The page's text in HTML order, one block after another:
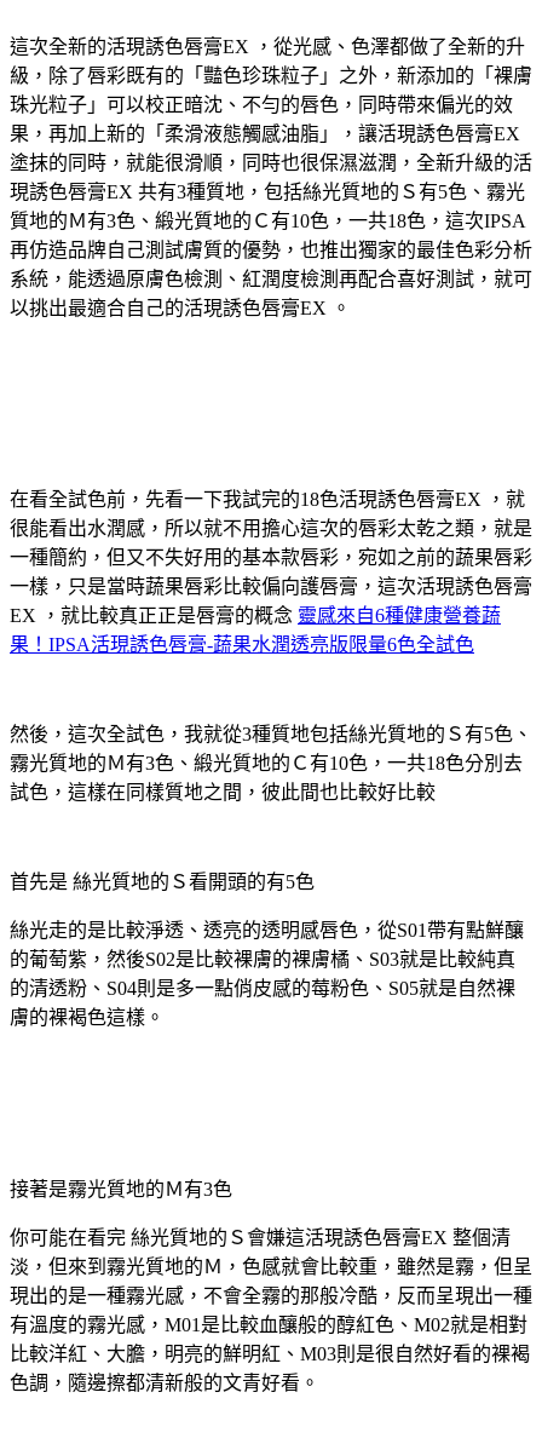
這次全新的活現誘色唇膏EX ，從光感、色澤都做了全新的升
級，除了唇彩既有的「豔色珍珠粒子」之外，新添加的「裸膚
珠光粒子」可以校正暗沈、不勻的唇色，同時帶來偏光的效
果，再加上新的「柔滑液態觸感油脂」，讓活現誘色唇膏EX
塗抹的同時，就能很滑順，同時也很保濕滋潤，全新升級的活
現誘色唇膏EX 共有3種質地，包括絲光質地的Ｓ有5色、霧光
質地的Ｍ有3色、緞光質地的Ｃ有10色，一共18色，這次IPSA
再仿造品牌自己測試膚質的優勢，也推出獨家的最佳色彩分析
系統，能透過原膚色檢測、紅潤度檢測再配合喜好測試，就可
以挑出最適合自己的活現誘色唇膏EX 。
在看全試色前，先看一下我試完的18色活現誘色唇膏EX ，就
很能看出水潤感，所以就不用擔心這次的唇彩太乾之類，就是
一種簡約，但又不失好用的基本款唇彩，宛如之前的蔬果唇彩
一樣，只是當時蔬果唇彩比較偏向護唇膏，這次活現誘色唇膏
EX ，就比較真正正是唇膏的概念 靈感來自6種健康營養蔬
果！IPSA活現誘色唇膏-蔬果水潤透亮版限量6色全試色
然後，這次全試色，我就從3種質地包括絲光質地的Ｓ有5色、
霧光質地的Ｍ有3色、緞光質地的Ｃ有10色，一共18色分別去
試色，這樣在同樣質地之間，彼此間也比較好比較
首先是 絲光質地的Ｓ看開頭的有5色
絲光走的是比較淨透、透亮的透明感唇色，從S01帶有點鮮釀
的葡萄紫，然後S02是比較裸膚的裸膚橘、S03就是比較純真
的清透粉、S04則是多一點俏皮感的莓粉色、S05就是自然裸
膚的裸褐色這樣。
接著是霧光質地的Ｍ有3色
你可能在看完 絲光質地的Ｓ會嫌這活現誘色唇膏EX 整個清
淡，但來到霧光質地的Ｍ，色感就會比較重，雖然是霧，但呈
現出的是一種霧光感，不會全霧的那般冷酷，反而呈現出一種
有溫度的霧光感，M01是比較血釀般的醇紅色、M02就是相對
比較洋紅、大膽，明亮的鮮明紅、M03則是很自然好看的裸褐
色調，隨邊擦都清新般的文青好看。